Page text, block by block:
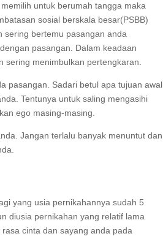
untuk berumah tangga maka
sosial berskala besar(PSBB)
sering bertemu pasangan anda
pasangan. Dalam keadaan
menimbulkan pertengkaran.
pasangan. Sadari betul apa tujuan awal
Tentunya untuk saling mengasihi
ego masing-masing.
Jangan terlalu banyak menuntut dan
yang usia pernikahannya sudah 5
diusia pernikahan yang relatif lama
cinta dan sayang anda pada